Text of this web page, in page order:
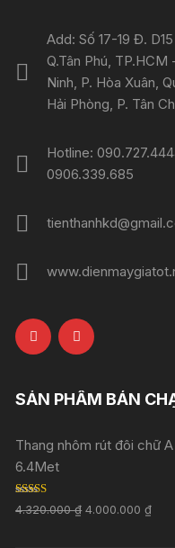
Add: Số 17-19 Đ.
Q.Tân Phú,
Ninh, P. Hòa Xuân,
Hải Phòng, P. Tân
Hotline:
0906.339.685
SẢN PHẨM BÁN
Thang nhôm rút đôi chữ
6.4Met
Rated 5.00
out of 5
4.320.000₫ 4.000.000₫